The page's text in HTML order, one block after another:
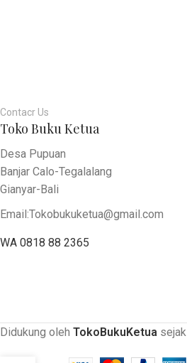
Contacr Us
Toko Buku Ketua
Desa Pupuan
Banjar Calo-Tegalalang
Gianyar-Bali
Email:Tokobukuketua@gmail.com
WA 0818 88 2365
Didukung oleh TokoBukuKetua sejak